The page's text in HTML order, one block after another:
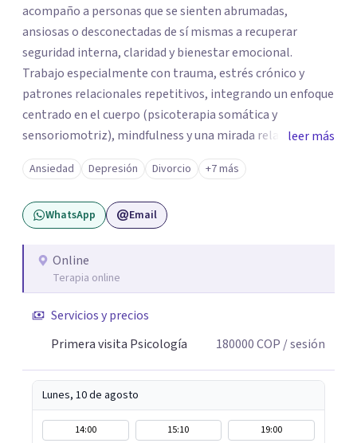
acompaño a personas que se sienten abrumadas,
ansiosas o desconectadas de sí mismas a recuperar
seguridad interna, claridad y bienestar emocional.
Trabajo especialmente con trauma, estrés crónico y
patrones relacionales repetitivos, integrando un enfoque
centrado en el cuerpo (psicoterapia somática y
sensoriomotriz), mindfulness y una mirada relacional y
psicodinámica. En terapia te ayudo a entender lo que te
pasa sin juicio, a regular tu sistema nervioso y a
desarrollar recursos concretos para sentirte más
presente, estable y en paz contigo. También tengo
lo que me permite abordar dinámicas profundas que
pueden estar influyendo en tu historia y tus vínculos
leer más
Ansiedad Depresión Divorcio +7 más
WhatsApp Email
Online
Terapia online
Servicios y precios
Primera visita Psicología
180000COP / sesión
Lunes, 10 de agosto
14:00 15:10
19:00